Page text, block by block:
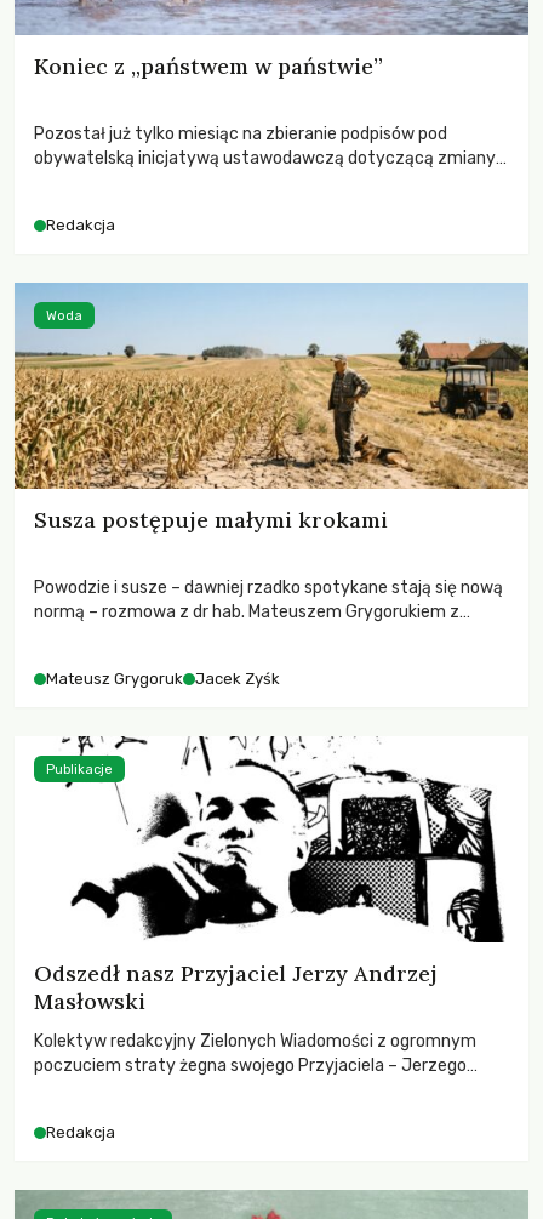
Koniec z „państwem w państwie”
Pozostał już tylko miesiąc na zbieranie podpisów pod
obywatelską inicjatywą ustawodawczą dotyczącą zmiany
niezwykle korzystne rozwiązania dla przyrody i zwierząt,
funkcjonowania łowiectwa w Polsce.
Redakcja
Susza postępuje małymi krokami
Powodzie i susze – dawniej rzadko spotykane stają się nową
normą – rozmowa z dr hab. Mateuszem Grygorukiem z
Mateusz Grygoruk Jacek Zyśk
Woda
Odszedł nasz Przyjaciel Jerzy Andrzej
Masłowski
Kolektyw redakcyjny Zielonych Wiadomości z ogromnym
poczuciem straty żegna swojego Przyjaciela – Jerzego
Redakcja
Publikacje